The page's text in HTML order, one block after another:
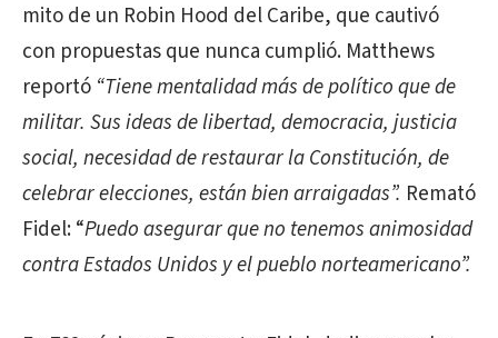
mito de un Robin Hood del Caribe, que cautivó
con propuestas que nunca cumplió. Matthews
reportó “Tiene mentalidad más de político que de
militar. Sus ideas de libertad, democracia, justicia
social, necesidad de restaurar la Constitución, de
celebrar elecciones, están bien arraigadas”. Remató
Fidel: “Puedo asegurar que no tenemos animosidad
contra Estados Unidos y el pueblo norteamericano”.